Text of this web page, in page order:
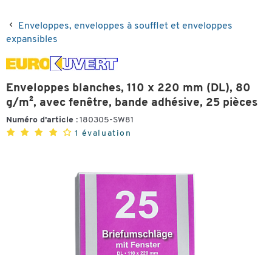
Enveloppes, enveloppes à soufflet et enveloppes
expansibles
Enveloppes blanches, 110 x 220 mm (DL), 80
g/m², avec fenêtre, bande adhésive, 25 pièces
Numéro d'article : 180305-SW81
1 évaluation